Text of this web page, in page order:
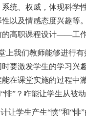
统、权威，体现科学
以及情感态度兴趣等
的高职课程设计——工
上我们教师能够进行
要激发学生的学习兴
在课堂实施的过程中
“悱” ？咋能让学生从被
让学生产生“愤”和“悱”